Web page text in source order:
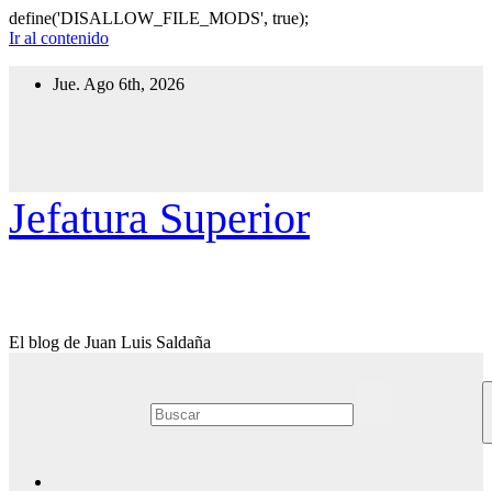
define('DISALLOW_FILE_MODS', true);
Ir al contenido
Jue. Ago 6th, 2026
Jefatura Superior
El blog de Juan Luis Saldaña